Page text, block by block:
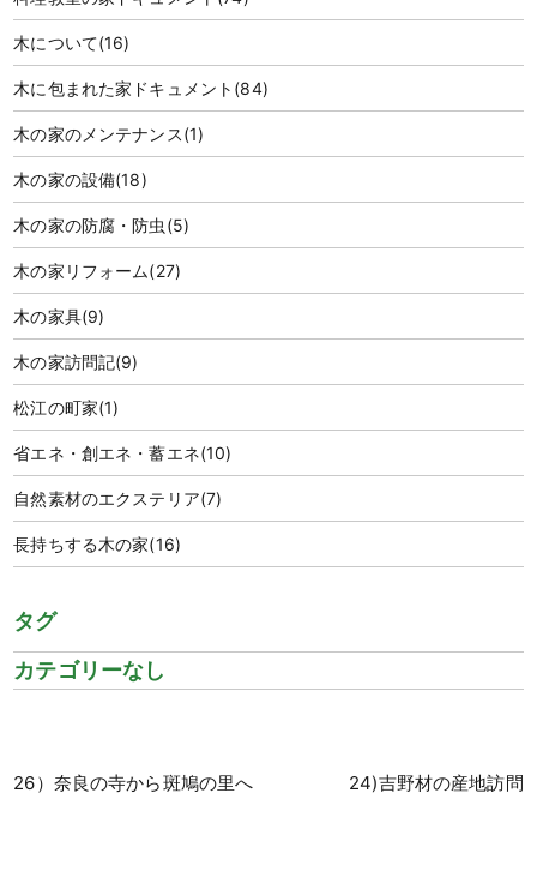
木について(16)
木に包まれた家ドキュメント (84)
木の家のメンテナンス(1)
木の家の設備(18)
木の家の防腐・防虫 (5)
木の家リフォーム(27)
木の家具(9)
木の家訪問記(9)
松江の町家(1)
省エネ・創エネ・蓄エネ(10)
自然素材のエクステリア(7)
長持ちする木の家(16)
タグ
カテゴリーなし
26）奈良の寺から斑鳩の里へ 24)吉野材の産地訪問